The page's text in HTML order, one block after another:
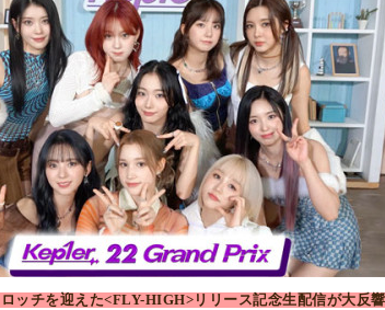
ッチを迎えた<FLY-HIGH>リリース記念生配信が大反